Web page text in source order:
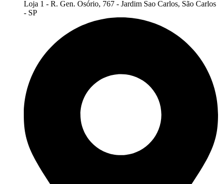
Loja 1 - R. Gen. Osório, 767 - Jardim Sao Carlos, São Carlos
- SP